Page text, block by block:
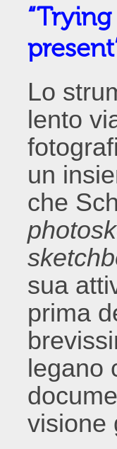
Lo
lento
un
che
sua
prima
legano
visione